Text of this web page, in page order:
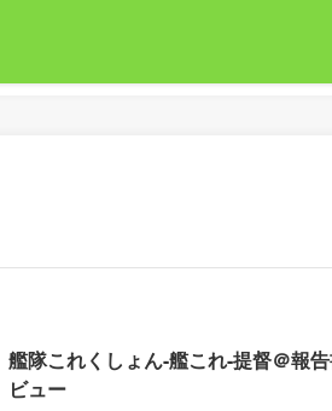
艦隊これくしょん-艦これ-提督＠報
ビュー